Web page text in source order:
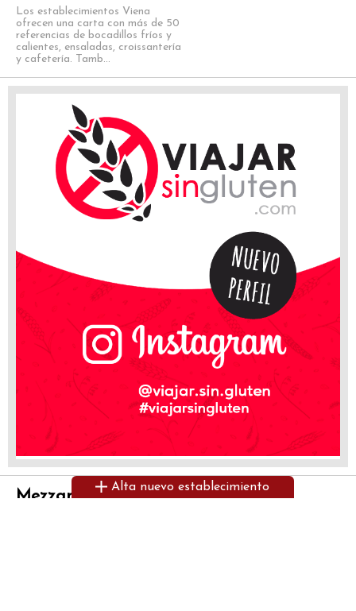
Los establecimientos Viena
ofrecen una carta con más de 50
referencias de bocadillos fríos y
calientes, ensaladas, croissantería
y cafetería. Tamb...
Mezzanotte Pizzería
Alta nuevo establecimiento